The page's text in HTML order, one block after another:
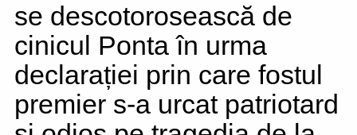
se descotorosească de
cinicul Ponta în urma
declarației prin care fostul
premier s-a urcat patriotard